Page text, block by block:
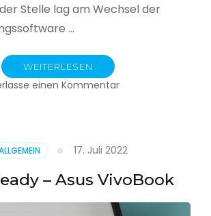
Stelle lag am Wechsel der
…
WEITERLESEN
einen Kommentarzu
Jahressicherung
17. Juli 2022
– Asus VivoBook